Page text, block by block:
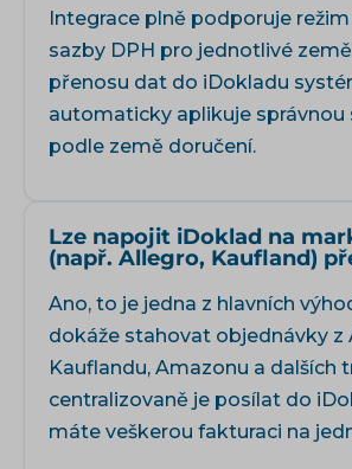
Integrace plně podporuje režim
sazby DPH pro jednotlivé země
přenosu dat do iDokladu
automaticky aplikuje správnou
podle země doručení.
Lze napojit iDoklad na
(např. Allegro, Kaufland)
Ano, to je jedna z hlavních
dokáže stahovat objednávky z
Kauflandu, Amazonu a dalších
centralizovaně je posílat do
máte veškerou fakturaci na